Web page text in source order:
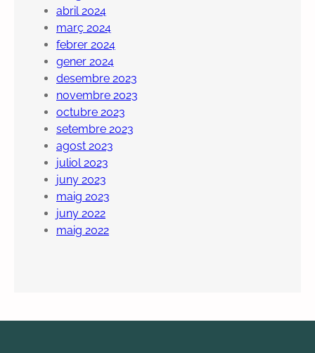
abril 2024
març 2024
febrer 2024
gener 2024
desembre 2023
novembre 2023
octubre 2023
setembre 2023
agost 2023
juliol 2023
juny 2023
maig 2023
juny 2022
maig 2022